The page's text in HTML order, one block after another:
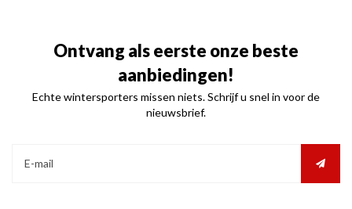
Ontvang als eerste onze beste
aanbiedingen!
Echte wintersporters missen niets. Schrijf u snel in voor de
nieuwsbrief.